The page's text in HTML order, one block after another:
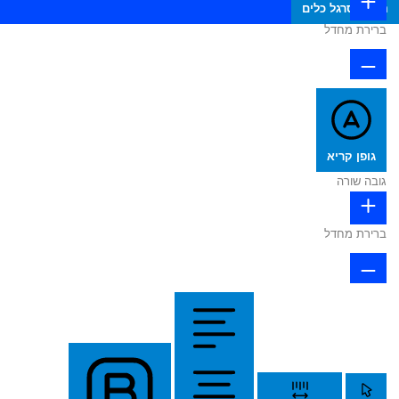
הסתר סרגל כלים
ברירת מחדל
גופן קריא
גובה שורה
ברירת מחדל